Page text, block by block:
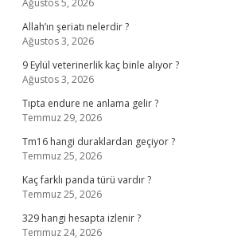
Ağustos 5, 2026
Allah’ın şeriatı nelerdir ?
Ağustos 3, 2026
9 Eylül veterinerlik kaç binle alıyor ?
Ağustos 3, 2026
Tıpta endure ne anlama gelir ?
Temmuz 29, 2026
Tm16 hangi duraklardan geçiyor ?
Temmuz 25, 2026
Kaç farklı panda türü vardır ?
Temmuz 25, 2026
329 hangi hesapta izlenir ?
Temmuz 24, 2026